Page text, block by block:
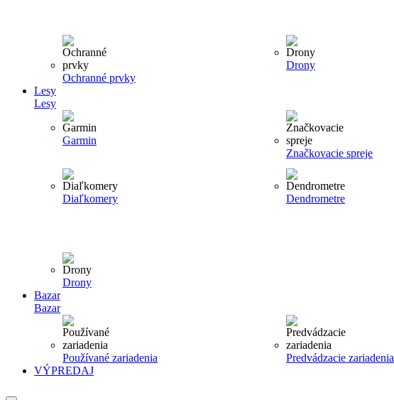
Ochranné prvky
Drony
Lesy
Lesy
Garmin
Značkovacie spreje
Diaľkomery Dendrometre
Drony
Bazar
Bazar
Používané zariadenia
Predvádzacie zariadenia
VÝPREDAJ